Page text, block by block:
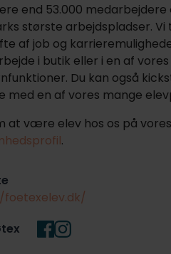
end 53.000 medarbejdere
største arbejdspladser. Vi
af job og
i butik eller i en af vores
Du kan også
med en af vores mange
at være elev hos os på vores
.